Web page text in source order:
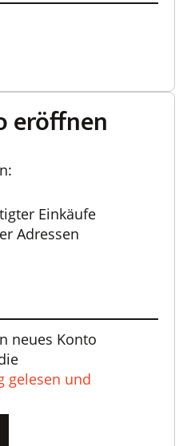
eröffnen
Einkäufe
Adressen
neues Konto
gelesen und